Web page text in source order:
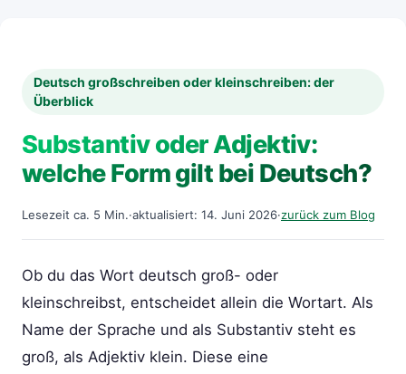
Deutsch großschreiben oder kleinschreiben: der
Überblick
Substantiv oder Adjektiv:
welche Form gilt bei Deutsch?
Lesezeit ca. 5 Min.·aktualisiert: 14. Juni 2026·zurück zum Blog
Ob du das Wort deutsch groß- oder
kleinschreibst, entscheidet allein die Wortart. Als
Name der Sprache und als Substantiv steht es
groß, als Adjektiv klein. Diese eine